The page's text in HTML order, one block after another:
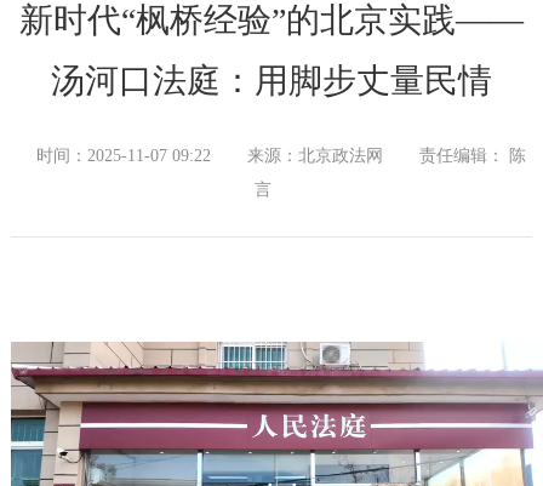
新时代“枫桥经验”的北京实践——
汤河口法庭：用脚步丈量民情
时间：2025-11-07 09:22 来源：北京政法网
责任编辑： 陈
言